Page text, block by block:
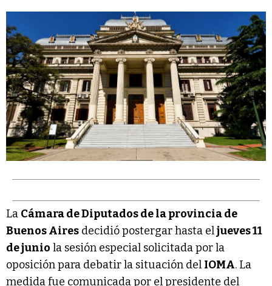
La Cámara de Diputados de la provincia de
Buenos Aires decidió postergar hasta eljueves 11
de junio la sesión especial solicitada por la
oposición para debatir la situación del IOMA. La
medida fue comunicada por el presidente del